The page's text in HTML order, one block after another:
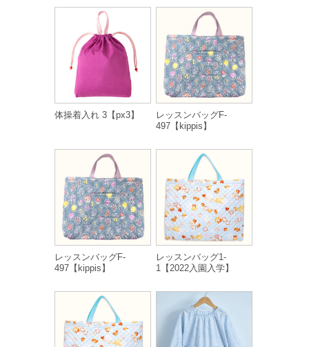
体操着入れ 3【px3】
レッスンバッグF-
497【kippis】
レッスンバッグF-
497【kippis】
レッスンバッグ1-
1【2022入園入学】